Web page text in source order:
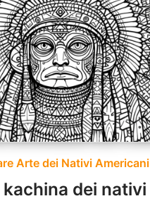
Arte dei Nativi Americani
dei nativi